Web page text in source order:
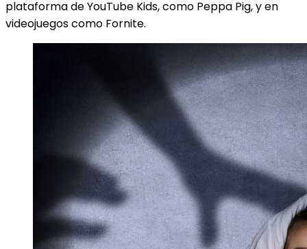
plataforma de YouTube Kids, como Peppa Pig, y en
videojuegos como Fornite.